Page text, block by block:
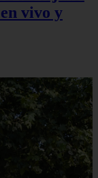
vivo y